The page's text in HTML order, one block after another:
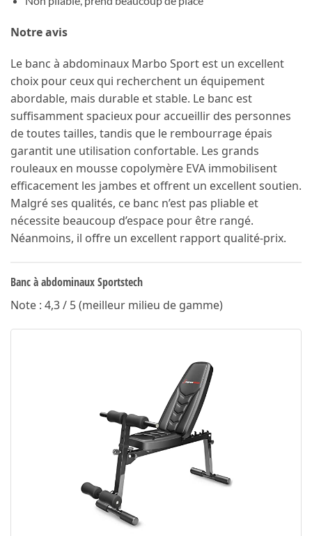
Notre avis
Le banc à abdominaux Marbo Sport est un excellent
choix pour ceux qui recherchent un équipement
abordable, mais durable et stable. Le banc est
suffisamment spacieux pour accueillir des personnes
de toutes tailles, tandis que le rembourrage épais
garantit une utilisation confortable. Les grands
rouleaux en mousse copolymère EVA immobilisent
efficacement les jambes et offrent un excellent soutien.
Malgré ses qualités, ce banc n’est pas pliable et
nécessite beaucoup d’espace pour être rangé.
Néanmoins, il offre un excellent rapport qualité-prix.
Banc à abdominaux Sportstech
Note : 4,3 / 5 (meilleur milieu de gamme)